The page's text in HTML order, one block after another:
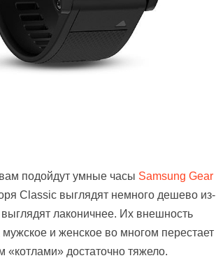
подойдут умные часы Samsung Gear
Classic выглядят немного дешево из-
лаконичнее. Их внешность
и женское во многом перестает
«котлами» достаточно тяжело.